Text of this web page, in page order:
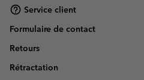
Service client
Formulaire de contact
Retours
Rétractation